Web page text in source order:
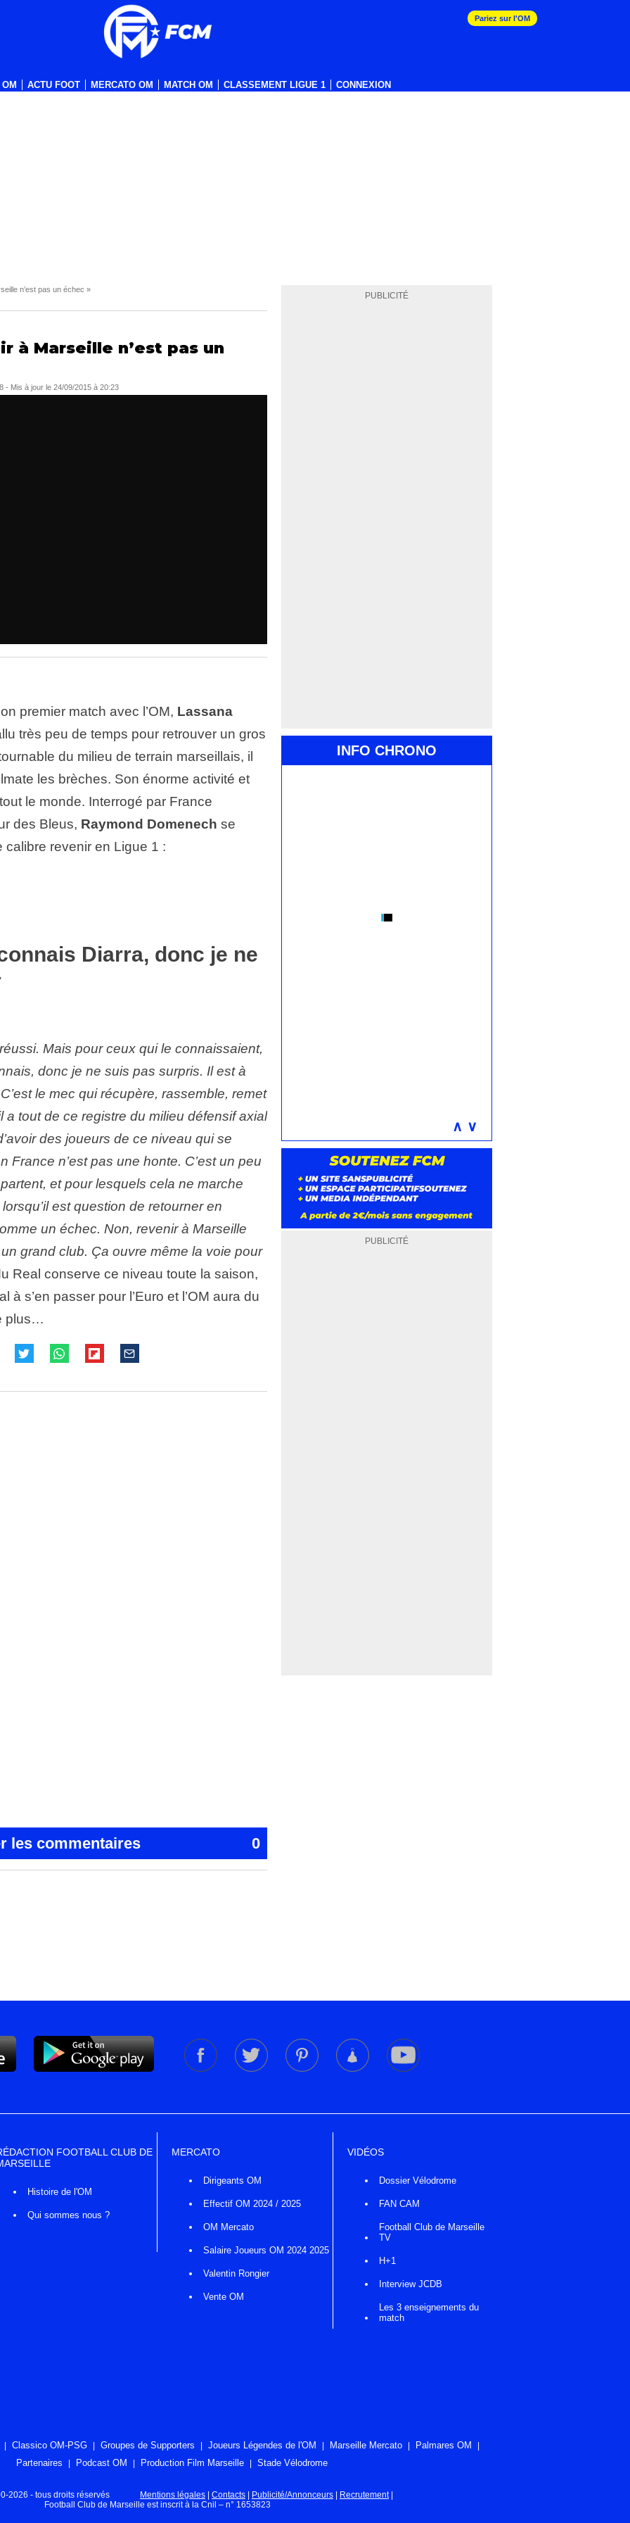
ACTU FOOT MERCATO OM MATCH OM CLASSEMENT LIGUE 1 CONNEXION
Pariez sur l'OM
PUBLICITÉ
INFO CHRONO
∧ ∨
PUBLICITÉ
n’est pas un échec »
à Marseille n’est pas un
- Mis à jour le 24/09/2015 à 20:23
premier match avec l’OM, Lassana
très peu de temps pour retrouver un gros
du milieu de terrain marseillais, il
les brèches. Son énorme activité et
le monde. Interrogé par France
des Bleus, Raymond Domenech se
revenir en Ligue 1 :
Diarra, donc je ne
Mais pour ceux qui le connaissaient,
donc je ne suis pas surpris. Il est à
le mec qui récupère, rassemble, remet
a tout de ce registre du milieu défensif axial
des joueurs de ce niveau qui se
France n’est pas une honte. C’est un peu
et pour lesquels cela ne marche
est question de retourner en
un échec. Non, revenir à Marseille
un grand club. Ça ouvre même la voie pour
Real conserve ce niveau toute la saison,
à s’en passer pour l’Euro et l’OM aura du
plus…
les commentaires 0
FOOTBALL CLUB DE
Histoire de l'OM
Qui sommes nous ?
MERCATO
Dirigeants OM
Effectif OM 2024 / 2025
OM Mercato
Salaire Joueurs OM 2024 2025
Valentin Rongier
Vente OM
VIDÉOS
Dossier Vélodrome
FAN CAM
Football Club de Marseille
TV
H+1
Interview JCDB
Les 3 enseignements du
match
Classico OM-PSG Groupes de Supporters Joueurs Légendes de l'OM Marseille Mercato
Palmares OM
Partenaires
Podcast OM Production Film Marseille Stade Vélodrome
2026 - tous droits réservés Mentions légales | Contacts | Publicité/Annonceurs | Recrutement|
Football Club de Marseille est inscrit à la Cnil – n° 1653823